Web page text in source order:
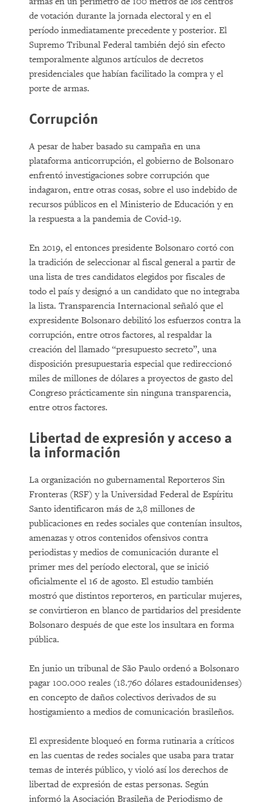
de votación durante la jornada electoral y en el
período inmediatamente precedente y posterior. El
Supremo Tribunal Federal también dejó sin efecto
temporalmente algunos artículos de decretos
presidenciales que habían facilitado la compra y el
porte de armas.
Corrupción
A pesar de haber basado su campaña en una
plataforma anticorrupción, el gobierno de Bolsonaro
enfrentó investigaciones sobre corrupción que
indagaron, entre otras cosas, sobre el uso indebido de
recursos públicos en el Ministerio de Educación y en
la respuesta a la pandemia de Covid-19.
En 2019, el entonces presidente Bolsonaro cortó con
la tradición de seleccionar al fiscal general a partir de
una lista de tres candidatos elegidos por fiscales de
todo el país y designó a un candidato que no integraba
la lista. Transparencia Internacional señaló que el
expresidente Bolsonaro debilitó los esfuerzos contra la
corrupción, entre otros factores, al respaldar la
creación del llamado “presupuesto secreto”, una
disposición presupuestaria especial que redireccionó
miles de millones de dólares a proyectos de gasto del
Congreso prácticamente sin ninguna transparencia,
entre otros factores.
Libertad de expresión y acceso a
la información
La organización no gubernamental Reporteros Sin
Fronteras (RSF) y la Universidad Federal de Espíritu
Santo identificaron más de 2,8 millones de
publicaciones en redes sociales que contenían insultos,
amenazas y otros contenidos ofensivos contra
periodistas y medios de comunicación durante el
primer mes del período electoral, que se inició
oficialmente el 16 de agosto. El estudio también
mostró que distintos reporteros, en particular mujeres,
se convirtieron en blanco de partidarios del presidente
Bolsonaro después de que este los insultara en forma
pública.
En junio un tribunal de São Paulo ordenó a Bolsonaro
pagar 100.000 reales (18.760 dólares estadounidenses)
en concepto de daños colectivos derivados de su
hostigamiento a medios de comunicación brasileños.
El expresidente bloqueó en forma rutinaria a críticos
en las cuentas de redes sociales que usaba para tratar
temas de interés público, y violó así los derechos de
libertad de expresión de estas personas. Según
informó la Asociación Brasileña de Periodismo de